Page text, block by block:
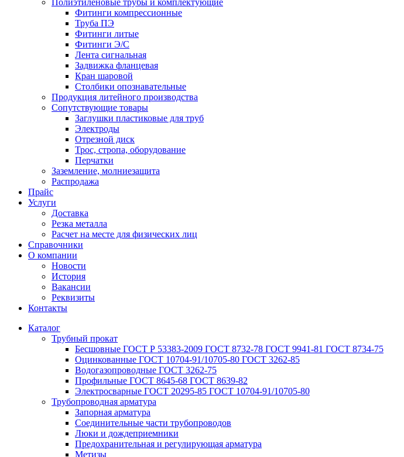
Полиэтиленовые трубы и комплектующие
Фитинги компрессионные
Труба ПЭ
Фитинги литые
Фитинги Э/С
Лента сигнальная
Задвижка фланцевая
Кран шаровой
Столбики опознавательные
Продукция литейного производства
Сопутствующие товары
Заглушки пластиковые для труб
Электроды
Отрезной диск
Трос, стропа, оборудование
Перчатки
Заземление, молниезащита
Распродажа
Прайс
Услуги
Доставка
Резка металла
Расчет на месте для физических лиц
Справочники
О компании
Новости
История
Вакансии
Реквизиты
Контакты
Каталог
Трубный прокат
Беcшовные ГОСТ Р 53383-2009 ГОСТ 8732-78 ГОСТ 9941-81 ГОСТ 8734-75
Оцинкованные ГОСТ 10704-91/10705-80 ГОСТ 3262-85
Водогазопроводные ГОСТ 3262-75
Профильные ГОСТ 8645-68 ГОСТ 8639-82
Электросварные ГОСТ 20295-85 ГОСТ 10704-91/10705-80
Трубопроводная арматура
Запорная арматура
Соединительные части трубопроводов
Люки и дождеприемники
Предохранительная и регулирующая арматура
Метизы